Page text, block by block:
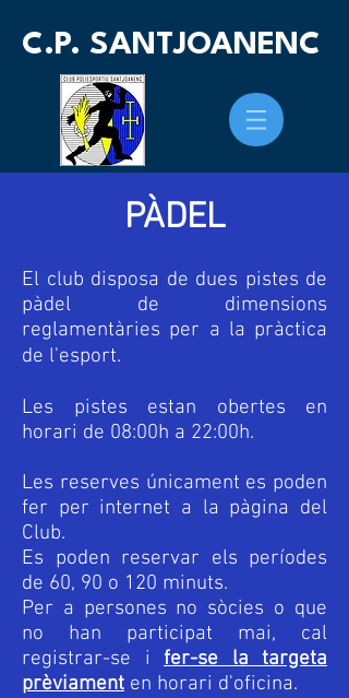
C.P. SANTJOANENC
PÀDEL
El club disposa de dues pistes de
pàdel de dimensions
reglamentàries per a la pràctica
de l'esport.
Les pistes estan obertes en
horari de 08:00h a 22:00h.
Les reserves únicament es poden
fer per internet a la pàgina del
Club.
Es poden reservar els períodes
de 60, 90 o 120 minuts.
Per a persones no sòcies o que
no han participat mai, cal
registrar-se i fer-se la targeta
prèviament en horari d'oficina.